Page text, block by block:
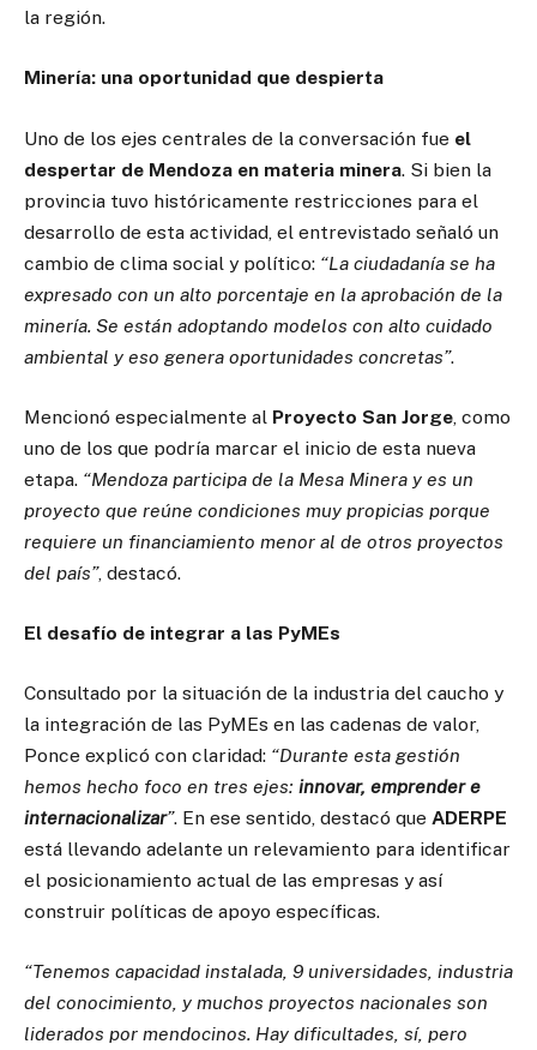
la región.
Minería: una oportunidad que despierta
Uno de los ejes centrales de la conversación fue el
despertar de Mendoza en materia minera. Si bien la
provincia tuvo históricamente restricciones para el
desarrollo de esta actividad, el entrevistado señaló un
cambio de clima social y político: “La ciudadanía se ha
expresado con un alto porcentaje en la aprobación de la
minería. Se están adoptando modelos con alto cuidado
ambiental y eso genera oportunidades concretas”.
Mencionó especialmente al Proyecto San Jorge, como
uno de los que podría marcar el inicio de esta nueva
etapa. “Mendoza participa de la Mesa Minera y es un
proyecto que reúne condiciones muy propicias porque
requiere un financiamiento menor al de otros proyectos
del país”, destacó.
El desafío de integrar a las PyMEs
Consultado por la situación de la industria del caucho y
la integración de las PyMEs en las cadenas de valor,
Ponce explicó con claridad: “Durante esta gestión
hemos hecho foco en tres ejes: innovar, emprender e
internacionalizar”. En ese sentido, destacó que ADERPE
está llevando adelante un relevamiento para identificar
el posicionamiento actual de las empresas y así
construir políticas de apoyo específicas.
“Tenemos capacidad instalada, 9 universidades, industria
del conocimiento, y muchos proyectos nacionales son
liderados por mendocinos. Hay dificultades, sí, pero